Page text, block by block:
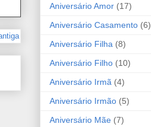
Aniversário Amor (17)
Aniversário Casamento (6)
Aniversário Filha (8)
Aniversário Filho (10)
Aniversário Irmã (4)
Aniversário Irmão (5)
Aniversário Mãe (7)